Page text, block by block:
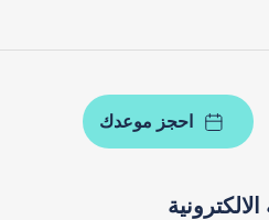
احجز موعدك
الالكترونية